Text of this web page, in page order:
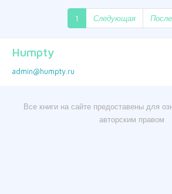
1 Следующая
Humpty
admin@humpty.ru
Все книги на сайте предоставены для
авторским правом